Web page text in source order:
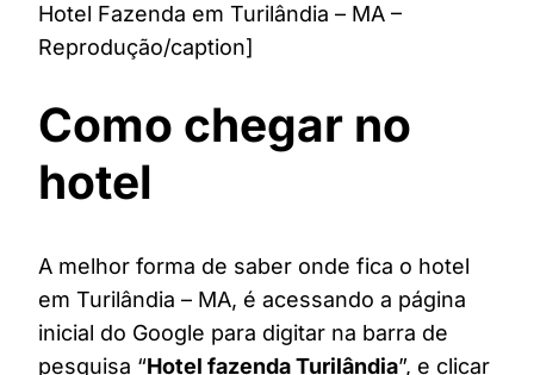
Hotel Fazenda em Turilândia – MA –
Reprodução/caption]
Como chegar no
hotel
A melhor forma de saber onde fica o hotel
em Turilândia – MA, é acessando a página
inicial do Google para digitar na barra de
pesquisa “Hotel fazenda Turilândia”, e clicar